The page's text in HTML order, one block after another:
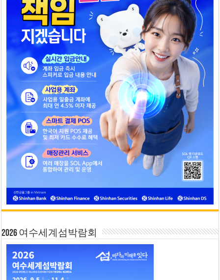
2026 여수세계섬박람회